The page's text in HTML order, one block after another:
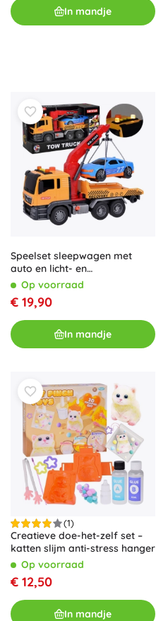
In mandje
Speelset sleepwagen met
auto en licht- en
geluidseffecten
Op voorraad
€ 19,90
In mandje
(1)
Creatieve doe-het-zelf set –
katten slijm anti-stress hanger
Op voorraad
€ 12,50
In mandje